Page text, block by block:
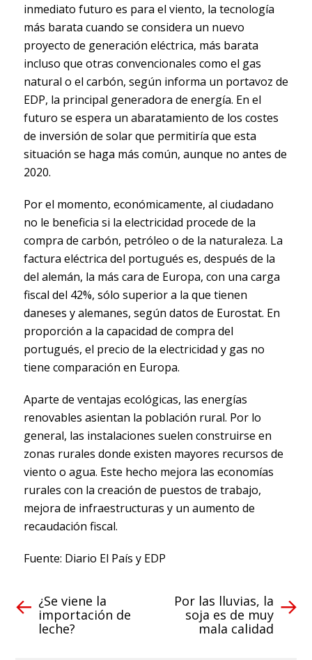
inmediato futuro es para el viento, la tecnología
más barata cuando se considera un nuevo
proyecto de generación eléctrica, más barata
incluso que otras convencionales como el gas
natural o el carbón, según informa un portavoz de
EDP, la principal generadora de energía. En el
futuro se espera un abaratamiento de los costes
de inversión de solar que permitiría que esta
situación se haga más común, aunque no antes de
2020.
Por el momento, económicamente, al ciudadano
no le beneficia si la electricidad procede de la
compra de carbón, petróleo o de la naturaleza. La
factura eléctrica del portugués es, después de la
del alemán, la más cara de Europa, con una carga
fiscal del 42%, sólo superior a la que tienen
daneses y alemanes, según datos de Eurostat. En
proporción a la capacidad de compra del
portugués, el precio de la electricidad y gas no
tiene comparación en Europa.
Aparte de ventajas ecológicas, las energías
renovables asientan la población rural. Por lo
general, las instalaciones suelen construirse en
zonas rurales donde existen mayores recursos de
viento o agua. Este hecho mejora las economías
rurales con la creación de puestos de trabajo,
mejora de infraestructuras y un aumento de
recaudación fiscal.
Fuente: Diario El País y EDP
¿Se viene la
importación de
leche?
Por las lluvias, la
soja es de muy
mala calidad